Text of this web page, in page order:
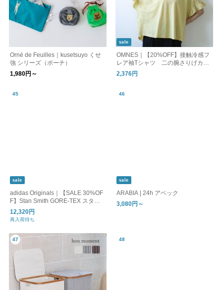
Orné de Feuilles｜kusetsuyo くせ
強 シリーズ（ポーチ）
1,980円～
sale
OMNES｜【20%OFF】接触冷感フ
レア袖Tシャツ 二の腕さりげカバ
ー
2,376円
sale
adidas Originals｜【SALE 30%OF
F】Stan Smith GORE-TEX スタン
スミス ゴアテックス レディース シ
ューズ 靴 スニーカー ホワイト jr33
23
12,320円
再入荷待ち
sale
ARABIA | 24h アベック
3,080円～